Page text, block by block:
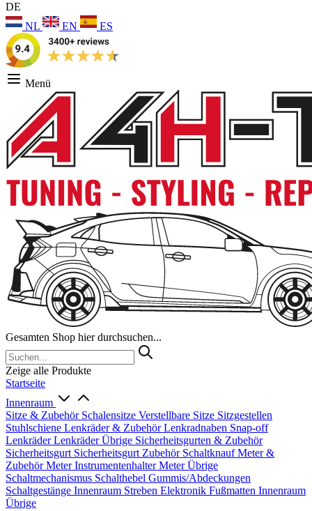
DE
NL
EN ES
Menü
Gesamten Shop hier durchsuchen...
Zeige alle Produkte
Startseite
Innenraum
Sitze & Zubehör Schalensitze Verstellbare Sitze Sitzgestellen
Stuhlschiene Lenkräder & ZubehörLenkradnaben Snap-off
LenkräderLenkräder Übrige Sicherheitsgurten & Zubehör
Sicherheitsgurt Sicherheitsgurt Zubehör SchaltknaufMeter &
ZubehörMeterInstrumentenhalterMeter Übrige
Schaltmechanismus Schalthebel Gummis/Abdeckungen
Schaltgestänge Innenraum Streben Elektronik Fußmatten Innenraum
Übrige